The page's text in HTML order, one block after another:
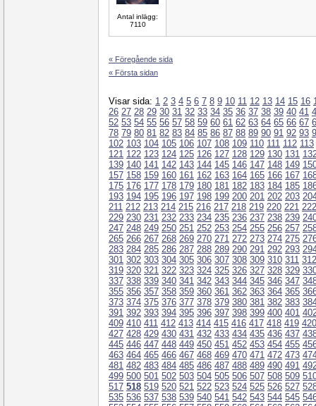
Antal inlägg:
7110
« Föregående sida
« Första sidan
Visar sida: 1 2 3 4 5 6 7 8 9 10 11 12 13 14 15 16
26 27 28 29 30 31 32 33 34 35 36 37 38 39 40 41
52 53 54 55 56 57 58 59 60 61 62 63 64 65 66 67
78 79 80 81 82 83 84 85 86 87 88 89 90 91 92 93
102 103 104 105 106 107 108 109 110 111 112 113
121 122 123 124 125 126 127 128 129 130 131
139 140 141 142 143 144 145 146 147 148 149
157 158 159 160 161 162 163 164 165 166 167
175 176 177 178 179 180 181 182 183 184 185
193 194 195 196 197 198 199 200 201 202 203
211 212 213 214 215 216 217 218 219 220 221 222
229 230 231 232 233 234 235 236 237 238 239
247 248 249 250 251 252 253 254 255 256 257
265 266 267 268 269 270 271 272 273 274 275
283 284 285 286 287 288 289 290 291 292 293
301 302 303 304 305 306 307 308 309 310 311 312
319 320 321 322 323 324 325 326 327 328 329
337 338 339 340 341 342 343 344 345 346 347
355 356 357 358 359 360 361 362 363 364 365
373 374 375 376 377 378 379 380 381 382 383
391 392 393 394 395 396 397 398 399 400 401
409 410 411 412 413 414 415 416 417 418 419 420
427 428 429 430 431 432 433 434 435 436 437
445 446 447 448 449 450 451 452 453 454 455
463 464 465 466 467 468 469 470 471 472 473
481 482 483 484 485 486 487 488 489 490 491
499 500 501 502 503 504 505 506 507 508 509
517 518 519 520 521 522 523 524 525 526 527
535 536 537 538 539 540 541 542 543 544 545